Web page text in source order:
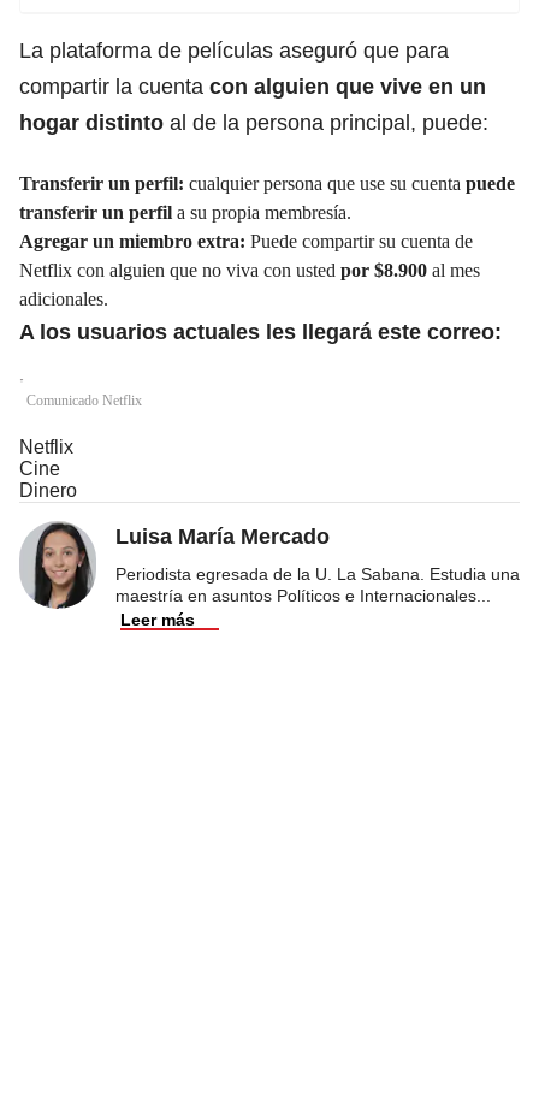
La plataforma de películas aseguró que para
compartir la cuenta con alguien que vive en un
hogar distinto al de la persona principal, puede:
Transferir un perfil: cualquier persona que use su cuenta puede
transferir un perfil a su propia membresía.
Agregar un miembro extra: Puede compartir su cuenta de
Netflix con alguien que no viva con usted por $8.900 al mes
adicionales.
A los usuarios actuales les llegará este correo:
Comunicado Netflix
Netflix
Cine
Dinero
Luisa María Mercado
Periodista egresada de la U. La Sabana. Estudia una
maestría en asuntos Políticos e Internacionales
Leer más